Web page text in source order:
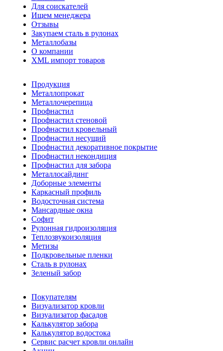
Для соискателей
Ищем менеджера
Отзывы
Закупаем сталь в рулонах
Металлобазы
О компании
XML импорт товаров
Продукция
Металлопрокат
Металлочерепица
Профнастил
Профнастил стеновой
Профнастил кровельный
Профнастил несущий
Профнастил декоративное покрытие
Профнастил некондиция
Профнастил для забора
Металлосайдинг
Доборные элементы
Каркасный профиль
Водосточная система
Мансардные окна
Софит
Рулонная гидроизоляция
Теплозвукоизоляция
Метизы
Подкровельные пленки
Сталь в рулонах
Зеленый забор
Покупателям
Визуализатор кровли
Визуализатор фасадов
Калькулятор забора
Калькулятор водостока
Сервис расчет кровли онлайн